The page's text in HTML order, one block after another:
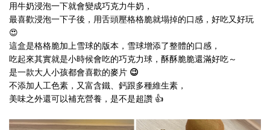
用牛奶浸泡一下就會變成巧克力牛奶，
最喜歡浸泡一下子後，用舌頭壓格格脆就塌掉的口感，好吃又好玩
😍
這盒是格格脆加上雪球的版本，雪球增添了整體的口感，
吃起來其實就是小時候會吃的巧克力球，酥酥脆脆還滿好吃～
是一款大人小孩都會喜歡的麥片 😉
不添加人工色素，又富含鐵、鈣跟多種維生素 ，
美味之外還可以補充營養，是不是超讚 👍